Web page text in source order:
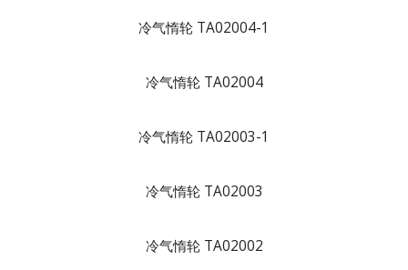
冷气惰轮 TA02004-1
冷气惰轮 TA02004
冷气惰轮 TA02003-1
冷气惰轮 TA02003
冷气惰轮 TA02002